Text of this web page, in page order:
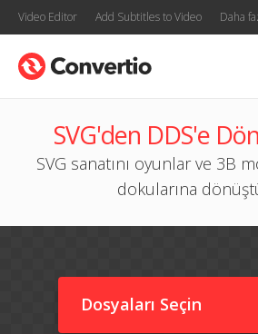
Video Editor Add Subtitles to Video Daha
SVG'den DDS'e
SVG sanatını oyunlar ve 3B
dokularına
Dosyaları Seçin